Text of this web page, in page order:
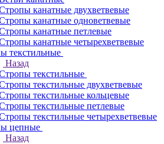
канатные двухветвевые
канатные одноветвевые
канатные петлевые
канатные четырехветвевые
текстильные
Назад
текстильные
текстильные двухветвевые
текстильные кольцевые
текстильные петлевые
текстильные четырехветвевые
цепные
Назад